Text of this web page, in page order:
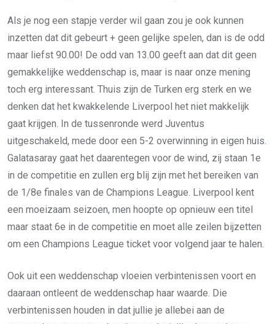
Als je nog een stapje verder wil gaan zou je ook kunnen
inzetten dat dit gebeurt + geen gelijke spelen, dan is de odd
maar liefst 90.00! De odd van 13.00 geeft aan dat dit geen
gemakkelijke weddenschap is, maar is naar onze mening
toch erg interessant. Thuis zijn de Turken erg sterk en we
denken dat het kwakkelende Liverpool het niet makkelijk
gaat krijgen. In de tussenronde werd Juventus
uitgeschakeld, mede door een 5-2 overwinning in eigen huis.
Galatasaray gaat het daarentegen voor de wind, zij staan 1e
in de competitie en zullen erg blij zijn met het bereiken van
de 1/8e finales van de Champions League. Liverpool kent
een moeizaam seizoen, men hoopte op opnieuw een titel
maar staat 6e in de competitie en moet alle zeilen bijzetten
om een Champions League ticket voor volgend jaar te halen.
Ook uit een weddenschap vloeien verbintenissen voort en
daaraan ontleent de weddenschap haar waarde. Die
verbintenissen houden in dat jullie je allebei aan de